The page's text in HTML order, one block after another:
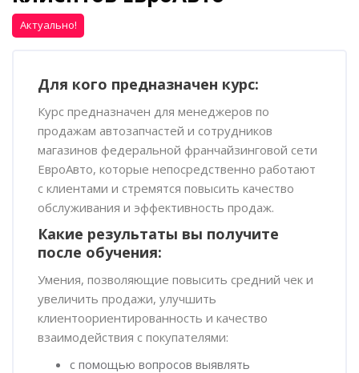
Актуально!
Для кого предназначен курс:
Курс предназначен для менеджеров по
продажам автозапчастей и сотрудников
магазинов федеральной франчайзинговой сети
ЕвроАвто, которые непосредственно работают
с клиентами и стремятся повысить качество
обслуживания и эффективность продаж.
Какие результаты вы получите
после обучения:
Умения, позволяющие повысить средний чек и
увеличить продажи, улучшить
клиентоориентированность и качество
взаимодействия с покупателями:
с помощью вопросов выявлять